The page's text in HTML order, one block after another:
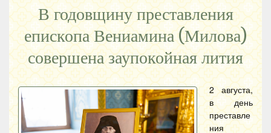
В годовщину преставления
епископа Вениамина (Милова)
совершена заупокойная лития
2 августа,
в день
преставле
ния